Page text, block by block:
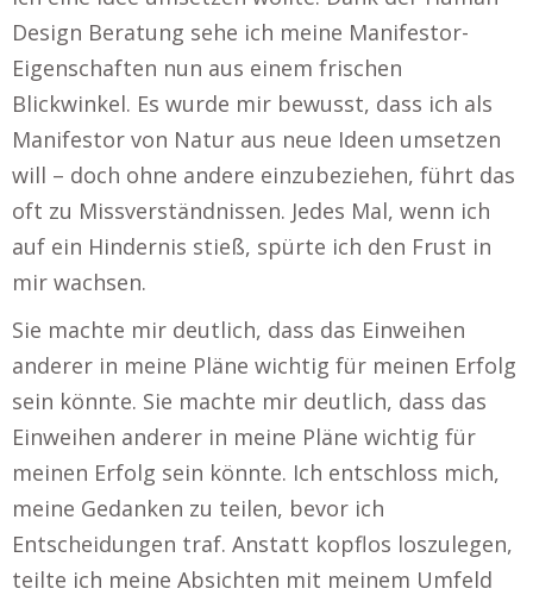
Design Beratung sehe ich meine Manifestor-
Eigenschaften nun aus einem frischen
Blickwinkel. Es wurde mir bewusst, dass ich als
Manifestor von Natur aus neue Ideen umsetzen
will – doch ohne andere einzubeziehen, führt das
oft zu Missverständnissen. Jedes Mal, wenn ich
auf ein Hindernis stieß, spürte ich den Frust in
mir wachsen.
Sie machte mir deutlich, dass das Einweihen
anderer in meine Pläne wichtig für meinen Erfolg
sein könnte. Sie machte mir deutlich, dass das
Einweihen anderer in meine Pläne wichtig für
meinen Erfolg sein könnte. Ich entschloss mich,
meine Gedanken zu teilen, bevor ich
Entscheidungen traf. Anstatt kopflos loszulegen,
teilte ich meine Absichten mit meinem Umfeld